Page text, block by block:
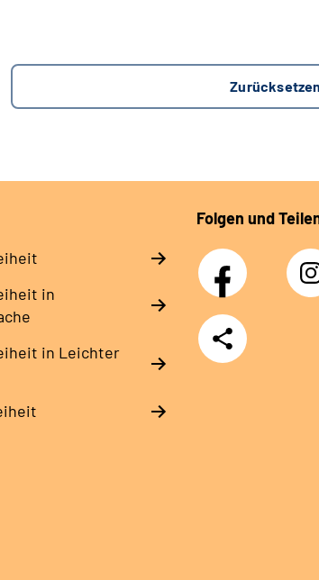
in
in Leichter
Folgen und
Facebook
Teilen